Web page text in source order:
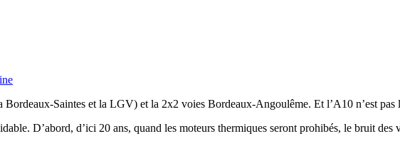
Saintes et la LGV) et la 2x2 voies Bordeaux-Angoulême. Et l’A10 n’est pas
D’abord, d’ici 20 ans, quand les moteurs thermiques seront prohibés, le bruit des